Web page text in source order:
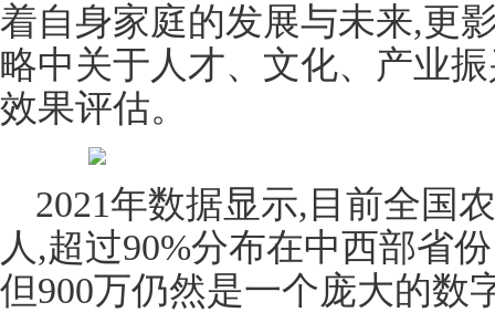
着自身家庭的发展与未来,更
略中关于人才、文化、产业
效果评估。
2021年数据显示,目前全国
人,超过90%分布在中西部省
但900万仍然是一个庞大的数